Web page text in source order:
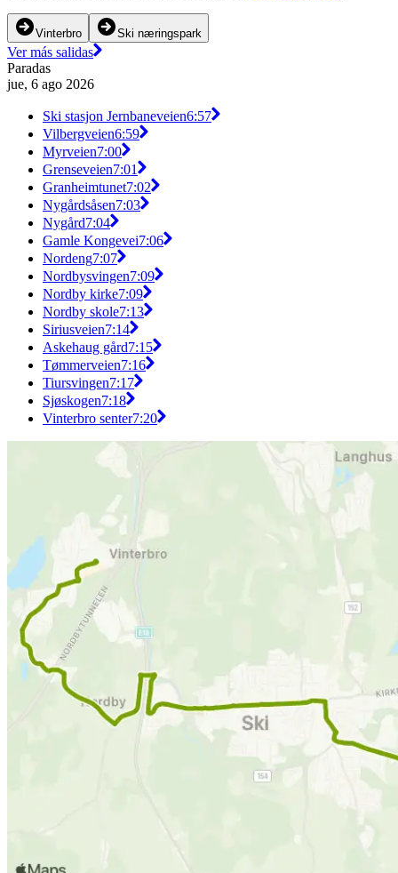
Vinterbro Ski næringspark
Ver más salidas
Paradas
jue, 6 ago 2026
Ski stasjon Jernbaneveien6:57
Vilbergveien6:59
Myrveien7:00
Grenseveien7:01
Granheimtunet7:02
Nygårdsåsen7:03
Nygård7:04
Gamle Kongevei7:06
Nordeng7:07
Nordbysvingen7:09
Nordby kirke7:09
Nordby skole7:13
Siriusveien7:14
Askehaug gård7:15
Tømmerveien7:16
Tiursvingen7:17
Sjøskogen7:18
Vinterbro senter7:20